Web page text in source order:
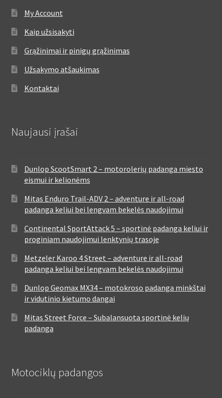
My Account
Kaip užsisakyti
Grąžinimai ir pinigų grąžinimas
Užsakymo atšaukimas
Kontaktai
Naujausi įrašai
Dunlop ScootSmart 2 – motorolerių padanga miesto
eismui ir kelionėms
Mitas Enduro Trail-ADV 2 – adventure ir all-road
padanga keliui bei lengvam bekelės naudojimui
Continental SportAttack 5 – sportinė padanga keliui ir
proginiam naudojimui lenktynių trasoje
Metzeler Karoo 4 Street – adventure ir all-road
padanga keliui bei lengvam bekelės naudojimui
Dunlop Geomax MX34 – motokroso padanga minkštai
ir vidutinio kietumo dangai
Mitas Street Force – Subalansuota sportinė kelių
padanga
Motociklų padangos